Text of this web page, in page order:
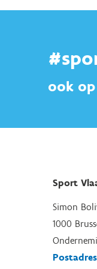
ook
Sport
Simon
1000
Postadres